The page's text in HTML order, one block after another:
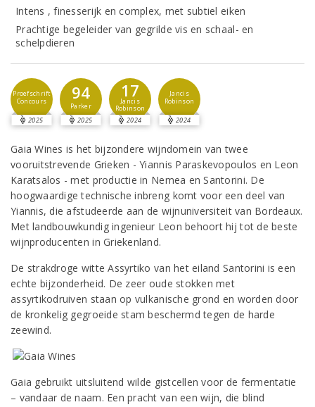
Intens , finesserijk en complex, met subtiel eiken
Prachtige begeleider van gegrilde vis en schaal- en
schelpdieren
Proefschrift
Concours
2025
94
Parker
2025
17
Jancis
Robinson
2024
Jancis
Robinson
2024
Gaia Wines is het bijzondere wijndomein van twee
vooruitstrevende Grieken - Yiannis Paraskevopoulos en Leon
Karatsalos - met productie in Nemea en Santorini. De
hoogwaardige technische inbreng komt voor een deel van
Yiannis, die afstudeerde aan de wijnuniversiteit van Bordeaux.
Met landbouwkundig ingenieur Leon behoort hij tot de beste
wijnproducenten in Griekenland.
De strakdroge witte Assyrtiko van het eiland Santorini is een
echte bijzonderheid. De zeer oude stokken met
assyrtikodruiven staan op vulkanische grond en worden door
de kronkelig gegroeide stam beschermd tegen de harde
zeewind.
Gaia gebruikt uitsluitend wilde gistcellen voor de fermentatie
– vandaar de naam. Een pracht van een wijn, die blind